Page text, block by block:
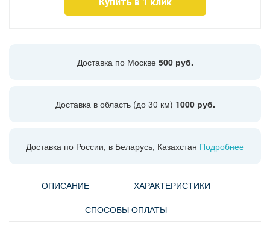
Доставка по Москве 500 руб.
Доставка в область (до 30 км) 1000 руб.
Доставка по России, в Беларусь, Казахстан Подробнее
ОПИСАНИЕ
ХАРАКТЕРИСТИКИ
СПОСОБЫ ОПЛАТЫ